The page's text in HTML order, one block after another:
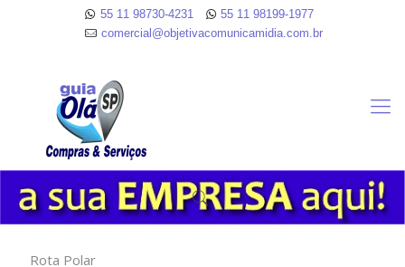
55 11 98730-4231
55 11 98199-1977
comercial@objetivacomunicamidia.com.br
Rota Polar